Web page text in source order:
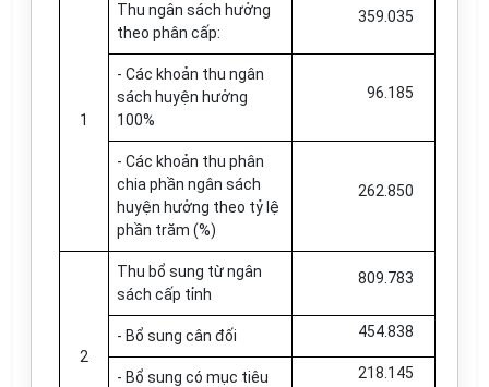
1
Thu ngân sách hưởng
theo phân cấp:
359.035
- Các khoản thu ngân
sách huyện hưởng
100%
96.185
- Các khoản thu phân
chia phần ngân sách
huyện hưởng theo tỷ lệ
phần trăm (%)
262.850
2
Thu bổ sung từ ngân
sách cấp tỉnh
809.783
- Bổ sung cân đối 454.838
- Bổ sung có mục tiêu 218.145